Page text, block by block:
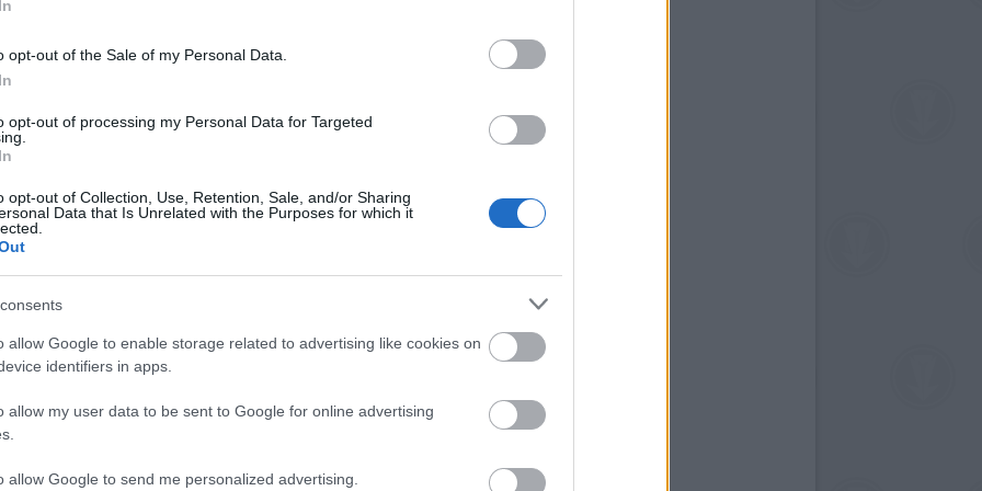
opt-out of the Sale of my Personal Data.
opt-out of processing my Personal Data for Targeted
opt-out of Collection, Use, Retention, Sale, and/or Sharing
Data that Is Unrelated with the Purposes for which it
allow Google to enable storage related to advertising like cookies on
identifiers in apps.
allow my user data to be sent to Google for online advertising
allow Google to send me personalized advertising.
cég vásárolt meg egy New York-i
önként visszaadták az ókori tárgyakat,
levő múzeumokban állítanak ki.
LÉTEZIK
VARÁZSLATOS
MÚZEUMUTCA